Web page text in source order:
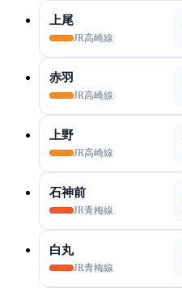
上尾
JR高崎線
赤羽
JR高崎線
上野
JR高崎線
石神前
JR青梅線
白丸
JR青梅線